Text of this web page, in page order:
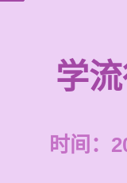
学
时间：